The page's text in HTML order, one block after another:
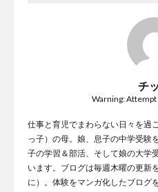
チ
Warning:
仕事と育児でまわらない日々を過
っ子）の母。娘、息子の中学受験
子の学習＆部活、そして娘の大学
います。ブログは毎週木曜の更新
に）。体験をマンガ化したブログ